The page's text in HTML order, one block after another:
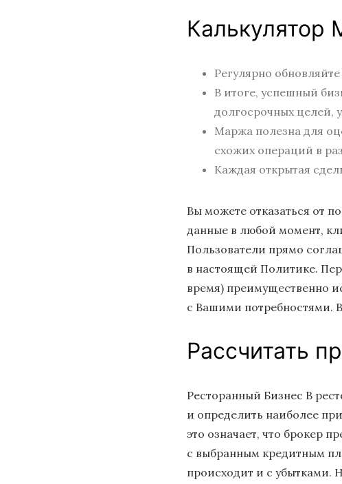
Регулярно
В итоге, успешный
долгосрочных целей,
Маржа полезна для
схожих операций в
Каждая открытая
Вы можете отказаться от
данные в любой момент,
Пользователи прямо
в настоящей Политике.
время) преимущественно
с Вашими потребностями.
Рассчитать
Ресторанный Бизнес В
и определить наиболее
это означает, что брокер
с выбранным кредитным
происходит и с убытками.